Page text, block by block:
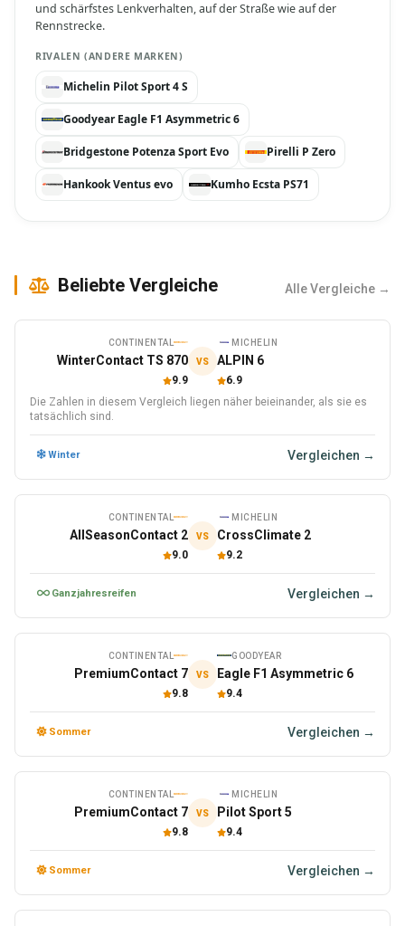
und schärfstes Lenkverhalten, auf der Straße wie auf der
Rennstrecke.
RIVALEN (ANDERE MARKEN)
Michelin Pilot Sport 4 S
Goodyear Eagle F1 Asymmetric 6
Bridgestone Potenza Sport Evo Pirelli P Zero
Hankook Ventus evo Kumho Ecsta PS71
Beliebte Vergleiche Alle Vergleiche →
CONTINENTAL
WinterContact TS 870
9.9
VS
MICHELIN
ALPIN 6
6.9
Die Zahlen in diesem Vergleich liegen näher beieinander, als sie es
tatsächlich sind.
Winter Vergleichen →
CONTINENTAL
AllSeasonContact 2
9.0
VS
MICHELIN
CrossClimate 2
9.2
Ganzjahresreifen Vergleichen →
CONTINENTAL
PremiumContact 7
9.8
VS
GOODYEAR
Eagle F1 Asymmetric 6
9.4
Sommer Vergleichen →
CONTINENTAL
PremiumContact 7
9.8
VS
MICHELIN
Pilot Sport 5
9.4
Sommer Vergleichen →